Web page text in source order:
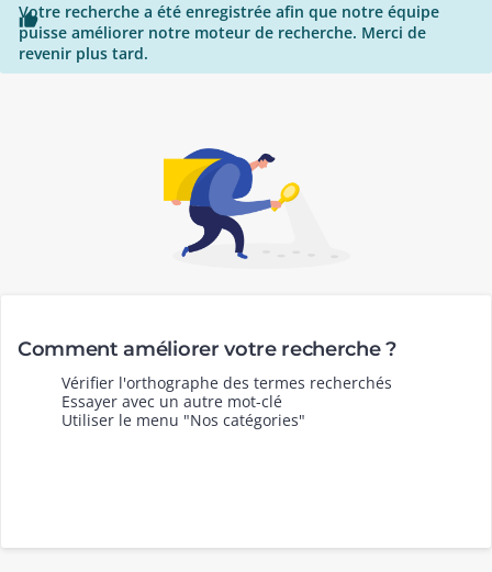

Votre recherche a été enregistrée afin que notre équipe
puisse améliorer notre moteur de recherche. Merci de
revenir plus tard.
Comment améliorer votre recherche ?
Vérifier l'orthographe des termes recherchés
Essayer avec un autre mot-clé
Utiliser le menu "Nos catégories"